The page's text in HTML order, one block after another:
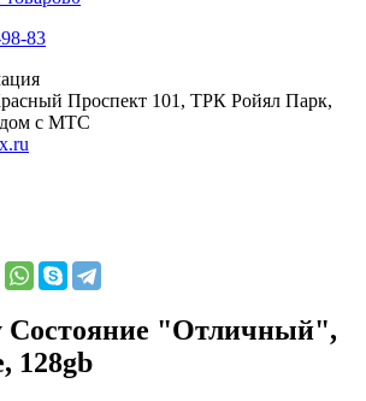
83
Проспект 101, ТРК Ройял Парк,
с МТС
Состояние "Отличный",
128gb